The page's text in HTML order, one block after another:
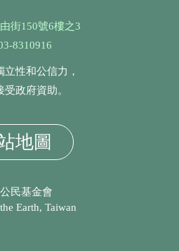
街150號6樓之3
8310916
立性和公信力，
受政府資助。
地圖
民基金會
Earth, Taiwan